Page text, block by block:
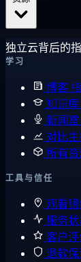
独立云背后的
学习
博客
知识库
新闻室
对比
所有
工具与信任
观看镜
服务
客户
退款保